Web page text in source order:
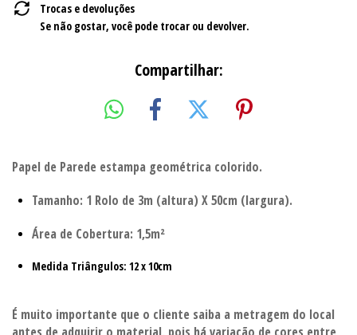
Trocas e devoluções
Se não gostar, você pode trocar ou devolver.
Compartilhar:
Papel de Parede estampa geométrica colorido.
Tamanho: 1 Rolo de 3m (altura) X 50cm (largura).
Área de Cobertura: 1,5m²
Medida Triângulos: 12 x 10cm
É muito importante que o cliente saiba a metragem do local